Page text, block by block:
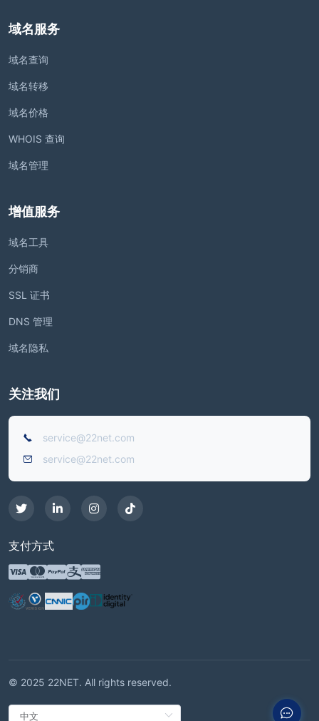
域名服务
域名查询
域名转移
域名价格
WHOIS 查询
域名管理
增值服务
域名工具
分销商
SSL 证书
DNS 管理
域名隐私
关注我们
service@22net.com
service@22net.com
支付方式
© 2025 22NET. All rights reserved.